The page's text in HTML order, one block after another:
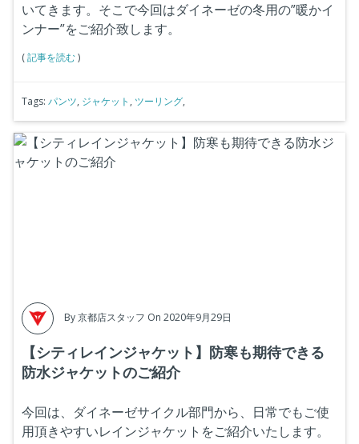
いてきます。そこで今回はダイネーゼの冬用の”暖かイ
ンナー”をご紹介致します。
(記事を読む)
Tags: パンツ, ジャケット , ツーリング,
By京都店スタッフ On 2020年9月29日
【シティレインジャケット】防寒も期待できる
防水ジャケットのご紹介
今回は、ダイネーゼサイクル部門から、日常でもご使
用頂きやすいレインジャケットをご紹介いたします。